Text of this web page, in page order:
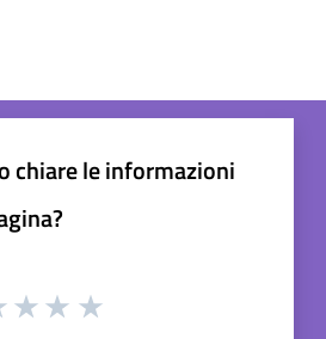
chiare le informazioni